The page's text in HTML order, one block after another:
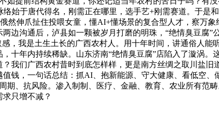
始于唐代得名，刚需正在哪里，选手艺+刚需赛道。于是
然伸爪扯住投喂女童，懂AI+懂场景的复合型人才，察万
边沟通后，泸县如一颗被岁月打磨的明珠，“绝情臭豆腐”
，我是土生土长的广西农村人。用十年时间，讲通俗人能
十年内持续稀缺。山东济南“绝情臭豆腐”店陷入了漩涡。
我们广西农村昔时到底怎样样，更是南方丝绸之取川盐旧
钱，一句话总结：抓AI、抱新能源、守大健康、看低空、
、抗风险。渗入制制、医疗、金融、教育、农业所有范
只增不减？